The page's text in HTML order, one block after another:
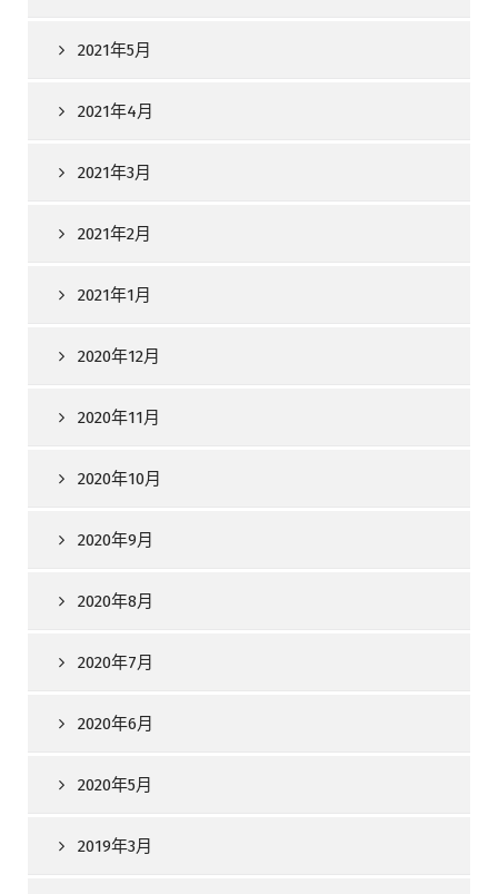
2021年5月
2021年4月
2021年3月
2021年2月
2021年1月
2020年12月
2020年11月
2020年10月
2020年9月
2020年8月
2020年7月
2020年6月
2020年5月
2019年3月